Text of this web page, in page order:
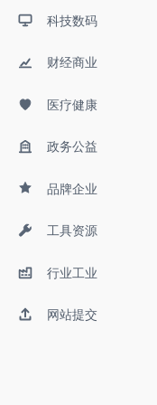
科技数码
财经商业
医疗健康
政务公益
品牌企业
工具资源
行业工业
网站提交